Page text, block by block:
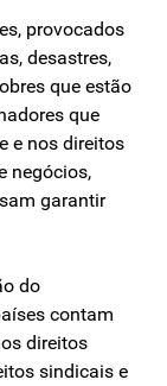
provocados
desastres,
que estão
que
e nos direitos
negócios,
garantir
do
contam
direitos
sindicais e